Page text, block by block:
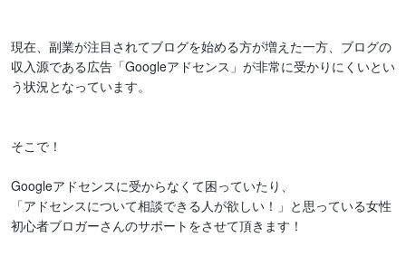
現在、副業が注目されてブログを始める方が増えた一方、ブログの
収入源である広告「Googleアドセンス」が非常に受かりにくいとい
う状況となっています。
そこで！
Googleアドセンスに受からなくて困っていたり、
「アドセンスについて相談できる人が欲しい！」と思っている女性
初心者ブロガーさんのサポートをさせて頂きます！